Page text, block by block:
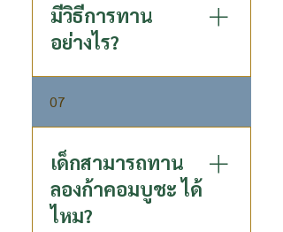
จากกระบวนการหมักด้วยลำไย
เข้มข้น ลักษณะน้ำมีความคล้าย
น้ำไซเดอร์ เช่น น้ำส้มสายชูหมัก
แอปเปิ้ล (Apple Cider
Vinegar)
มีวิธีการทาน
อย่างไร?
ดื่มเป็นประจำวันละ 1 ขวด
เปิดแล้วควรดื่มให้หมดภายใน
วัน ดื่มได้ทุกเวลา แนะนำให้
ทานตอนท้องว่าง หากหลังมื้อ
เช้าได้จะดีมาก เพื่อเติมโพสไบ
07
เด็กสามารถทาน
ลองก้าคอมบูชะ ได้
ไหม?